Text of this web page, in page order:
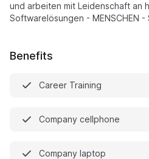
und arbeiten mit Leidenschaft an
Softwarelösungen - MENSCHEN -
Benefits
Career Training
Company cellphone
Company laptop